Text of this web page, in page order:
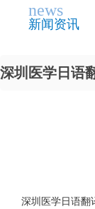
news
新闻资讯
深圳医学日语
深圳医学日语翻